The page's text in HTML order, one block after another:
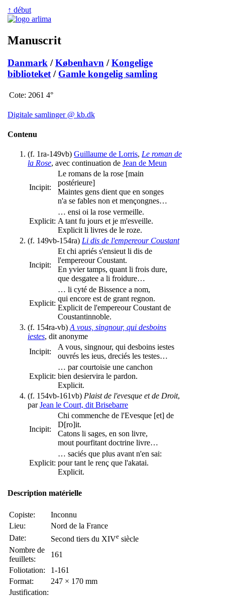
↑ début
Manuscrit
Danmark /København /Kongelige
biblioteket / Gamle kongelig samling
Cote: 2061 4°
Digitale samlinger @ kb.dk
Contenu
(f. 1ra-149vb) Guillaume de Lorris, Le roman de
la Rose, avec continuation de Jean de Meun
Incipit:
Le romans de la rose [main
postérieure]
Maintes gens dient que en songes
n'a se fables non et mençongnes…
Explicit:
… ensi oi la rose vermeille.
A tant fu jours et je m'esveille.
Explicit li livres de le roze.
(f. 149vb-154ra) Li dis de l'empereour Coustant
Incipit:
Et chi apriés s'ensieut li dis de
l'empereour Coustant.
En yvier tamps, quant li frois dure,
que desgatee a li froidure…
Explicit:
… li cyté de Bissence a nom,
qui encore est de grant regnon.
Explicit de l'empereour Coustant de
Coustantinnoble.
(f. 154ra-vb) A vous, singnour, qui desboins
iestes, dit anonyme
Incipit:
A vous, singnour, qui desboins iestes
ouvrés les ieus, dreciés les testes…
Explicit:
… par courtoisie une canchon
bien desiervira le pardon.
Explicit.
(f. 154vb-161vb) Plaist de l'evesque et de Droit,
parJean le Court, dit Brisebarre
Incipit:
Chi commenche de l'Evesque [et] de
D[ro]it.
Catons li sages, en son livre,
mout pourfitant doctrine livre…
Explicit:
… saciés que plus avant n'en sai:
pour tant le renç que l'akatai.
Explicit.
Description matérielle
Copiste:
Inconnu
Lieu:
Nord de la France
Date:
Second tiers du XIVe siècle
Nombre de
feuillets:
161
Foliotation:
1-161
Format:
247 × 170 mm
Justification: